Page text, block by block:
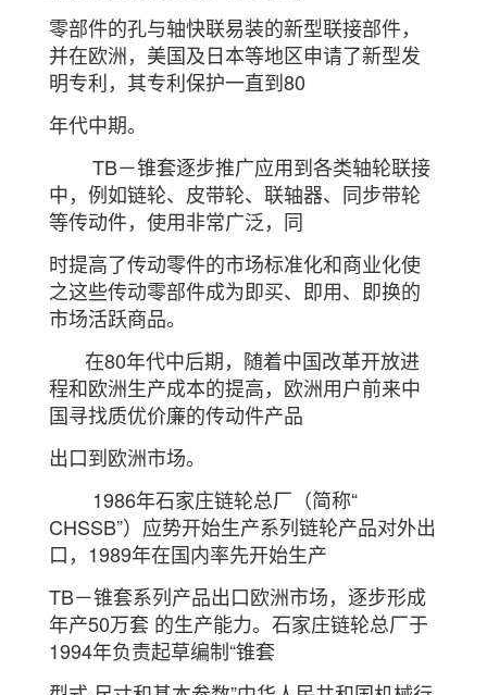
零部件的孔与轴快联易装的新型联接部件，
并在欧洲，美国及日本等地区申请了新型发
明专利，其专利保护一直到80
年代中期。
TB－锥套逐步推广应用到各类轴轮联接
中，例如链轮、皮带轮、联轴器、同步带轮
等传动件，使用非常广泛， 同
时提高了传动零件的市场标准化和商业化使
之这些传动零部件成为即买、即用、即换的
市场活跃商品。
在80年代中后期，随着中国改革开放进
程和欧洲生产成本的提高，欧洲用户前来中
国寻找质优价廉的传动件产品
出口到欧洲市场。
1986年石家庄链轮总厂（简称“
CHSSB”）应势开始生产系列链轮产品对外出
口，1989年在国内率先开始生产
TB－锥套系列产品出口欧洲市场，逐步形成
年产50万套 的生产能力。石家庄链轮总厂于
1994年负责起草编制“锥套